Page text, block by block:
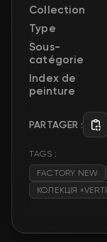
Collection
Type
Sous-
catégorie
Index de
peinture
PARTAGER :
TAGS :
FACTORY NEW
КОЛЕКЦІЯ